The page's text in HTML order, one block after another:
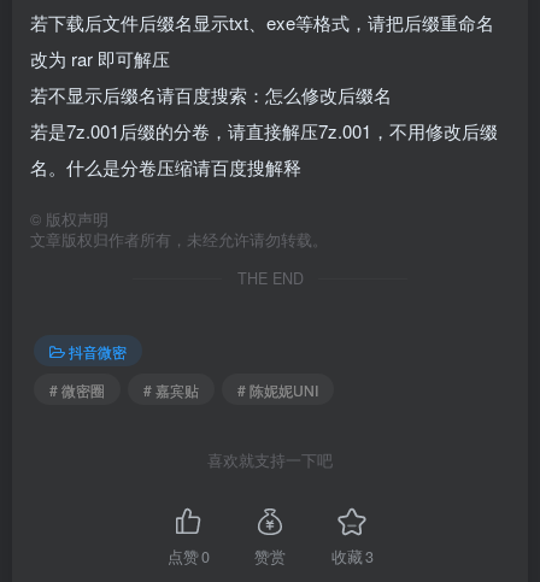
若下载后文件后缀名显示txt、exe等格式，请把后缀重命名
改为 rar 即可解压
若不显示后缀名请百度搜索：怎么修改后缀名
若是7z.001后缀的分卷，请直接解压7z.001，不用修改后缀
名。什么是分卷压缩请百度搜解释
© 版权声明
文章版权归作者所有，未经允许请勿转载。
THE END
抖音微密
# 微密圈
# 嘉宾贴 # 陈妮妮UNI
喜欢就支持一下吧
点赞0 赞赏 收藏3